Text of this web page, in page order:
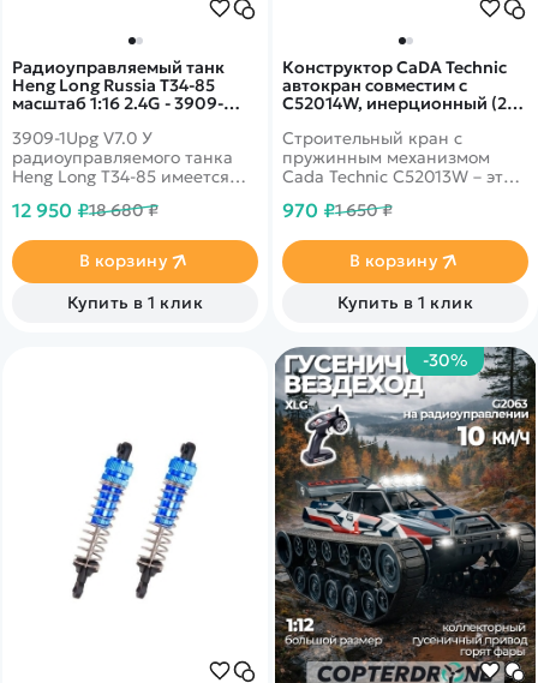
Конструктор CaDA Technic
автокран совместим с
C52014W, инерционный (272
Строительный кран c
пружинным механизмом
Cada Technic C52013W – это
двигателем, которую
970 ₽1 650 ₽
В корзину
Купить в 1 клик
Радиоуправляемый танк
Heng Long Russia T34-85
масштаб 1:16 2.4G - 3909-
3909-1Upg V7.0 У
радиоуправляемого танка
Heng Long T34-85 имеется
При совершении выстрела
светодиод.&nbsp;Z - Upgrade
Version - Шестерня из
цинкового сплава и
пластиковые гусеницы
12 950 ₽18 680 ₽
В корзину
Купить в 1 клик
-30%